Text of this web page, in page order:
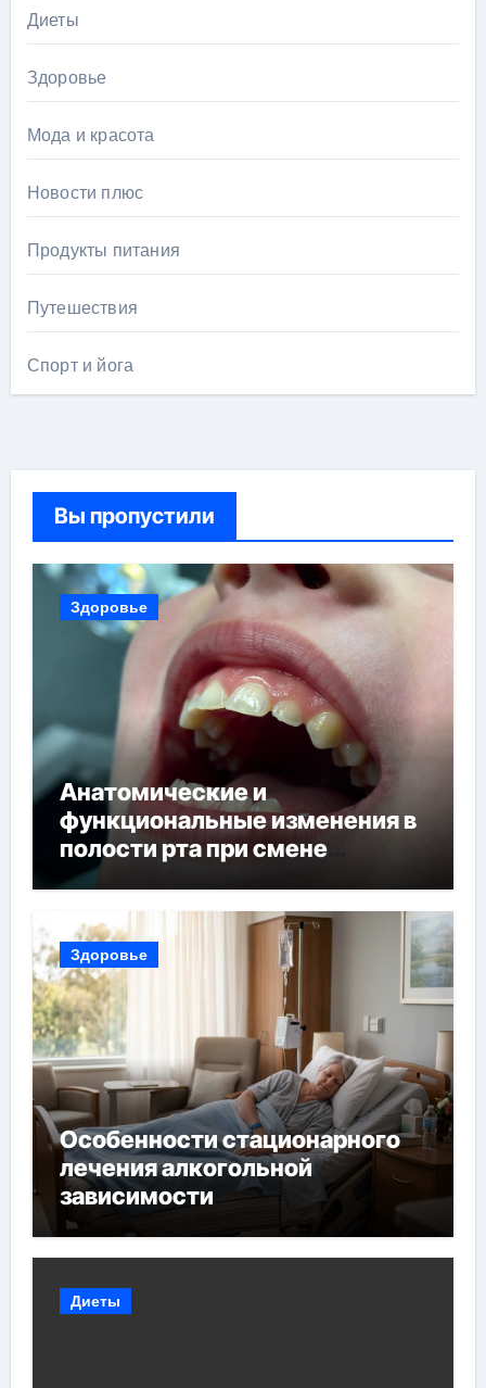
Диеты
Здоровье
Мода и красота
Новости плюс
Продукты питания
Путешествия
Спорт и йога
Вы пропустили
Здоровье
Анатомические и
функциональные изменения в
полости рта при смене
прикуса
Здоровье
Особенности стационарного
лечения алкогольной
зависимости
Диеты